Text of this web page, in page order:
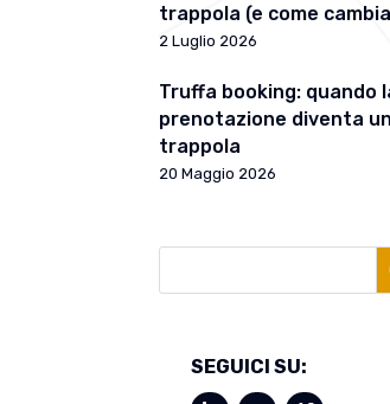
trappola (e come
2 Luglio 2026
Truffa booking: quando
prenotazione diventa
trappola
20 Maggio 2026
SEGUICI SU: